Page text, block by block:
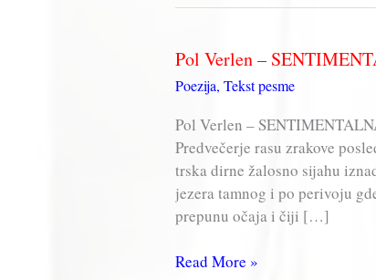
Pol Verlen –
Poezija, Tekst pesme
Pol Verlen –
Predvečerje rasu zrakove
trska dirne žalosno sijahu
jezera tamnog i po perivoju
prepunu očaja i čiji […]
Pol
Read More »